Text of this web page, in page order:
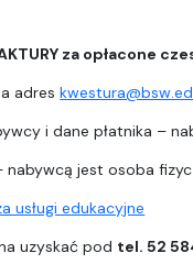
za opłacone
adres
i dane płatnika –
jest osoba
usługi edukacyjne
uzyskać pod tel. 52